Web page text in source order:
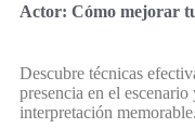
Actor: Cómo mejorar
Descubre técnicas
presencia en el
interpretación memorable.